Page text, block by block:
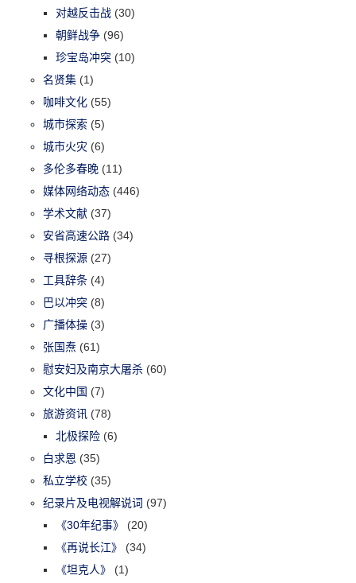
对越反击战 (30)
朝鲜战争 (96)
珍宝岛冲突 (10)
名贤集 (1)
咖啡文化 (55)
城市探索 (5)
城市火灾 (6)
多伦多春晚 (11)
媒体网络动态 (446)
学术文献 (37)
安省高速公路 (34)
寻根探源 (27)
工具辞条 (4)
巴以冲突 (8)
广播体操 (3)
张国焘 (61)
慰安妇及南京大屠杀 (60)
文化中国 (7)
旅游资讯 (78)
北极探险 (6)
白求恩 (35)
私立学校 (35)
纪录片及电视解说词 (97)
《30年纪事》
(20)
《再说长江》
(34)
《坦克人》
(1)